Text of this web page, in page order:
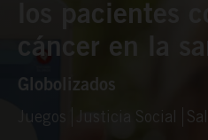
los pacientes
cáncer en la
Globolizados
Juegos Justicia Social